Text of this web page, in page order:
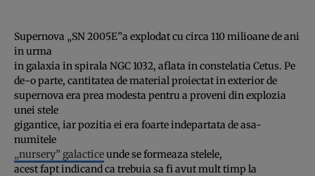
Supernova „SN 2005E”a explodat cu circa 110 milioane de ani
in urma
in galaxia in spirala NGC 1032, aflata in constelatia Cetus. Pe
de-o parte, cantitatea de material proiectat in exterior de
supernova era prea modesta pentru a proveni din explozia
unei stele
gigantice, iar pozitia ei era foarte indepartata de asa-
numitele
„nursery” galacticeunde se formeaza stelele,
acest fapt indicand ca trebuia sa fi avut mult timp la